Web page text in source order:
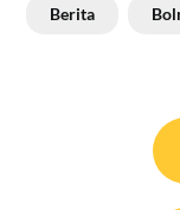
Berita